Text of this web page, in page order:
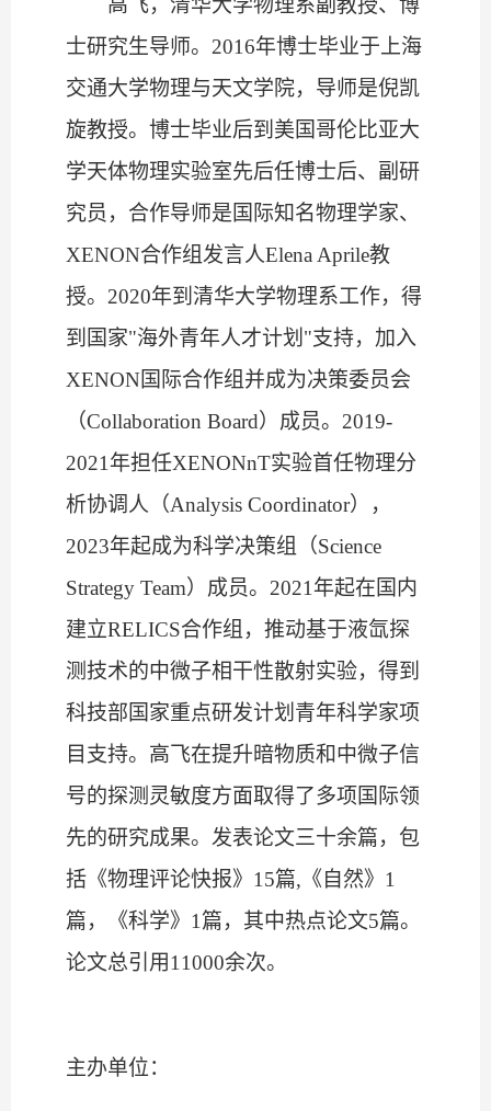
高飞，清华大学物理系副教授、博
士研究生导师。 2016年博士毕业于上海
交通大学物理与天文学院，导师是倪凯
旋教授。博士毕业后到美国哥伦比亚大
学天体物理实验室先后任博士后、副研
究员，合作导师是国际知名物理学家、
XENON合作组发言人Elena Aprile教
授。 2020年到清华大学物理系工作，得
到国家"海外青年人才计划 "支持，加入
XENON国际合作组并成为决策委员会
（Collaboration Board）成员。 2019-
2021年担任XENONnT实验首任物理分
析协调人（Analysis Coordinator），
2023年起成为科学决策组（Science
Strategy Team）成员。 2021年起在国内
建立RELICS合作组，推动基于液氙探
测技术的中微子相干性散射实验，得到
科技部国家重点研发计划青年科学家项
目支持。高飞在提升暗物质和中微子信
号的探测灵敏度方面取得了多项国际领
先的研究成果。发表论文三十余篇，包
括《物理评论快报》 15篇, 《自然》 1
篇，《科学》 1篇，其中热点论文5篇。
论文总引用11000余次。
主办单位：